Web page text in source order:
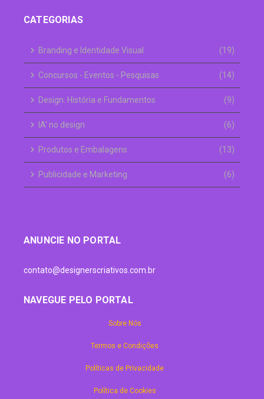
CATEGORIAS
Branding e Identidade Visual (19)
Concursos - Eventos - Pesquisas (14)
Design: História e Fundamentos (9)
IA' no design (6)
Produtos e Embalagens (13)
Publicidade e Marketing (6)
ANUNCIE NO PORTAL
contato@designerscriativos.com.br
NAVEGUE PELO PORTAL
Sobre Nós
Termos e Condições
Políticas de Privacidade
Política de Cookies